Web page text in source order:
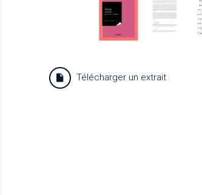
Télécharger un extrait